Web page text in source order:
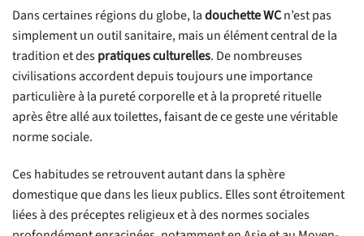
Dans certaines régions du globe, ladouchette WCn’est pas
simplement un outil sanitaire, mais un élément central de la
tradition et despratiques culturelles. De nombreuses
civilisations accordent depuis toujours une importance
particulière à la pureté corporelle et à la propreté rituelle
après être allé aux toilettes, faisant de ce geste une véritable
norme sociale.
Ces habitudes se retrouvent autant dans la sphère
domestique que dans les lieux publics. Elles sont étroitement
liées à des préceptes religieux et à des normes sociales